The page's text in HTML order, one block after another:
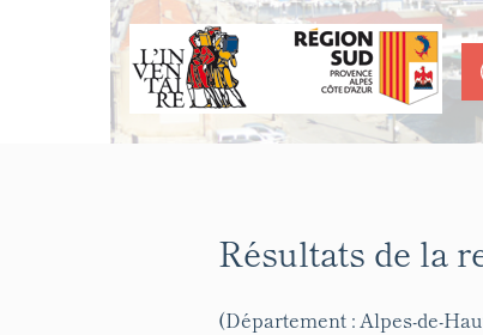
Résultats de la
(Département : Alpes-de-